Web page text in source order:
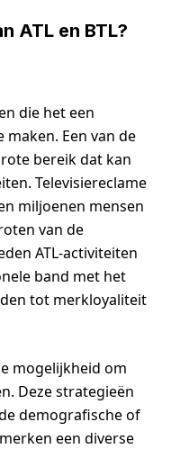
ATL en BTL?
die het een
Een van de
bereik dat kan
Televisiereclame
miljoenen mensen
van de
ATL-activiteiten
band met het
tot merkloyaliteit
mogelijkheid om
Deze strategieën
demografische of
een diverse